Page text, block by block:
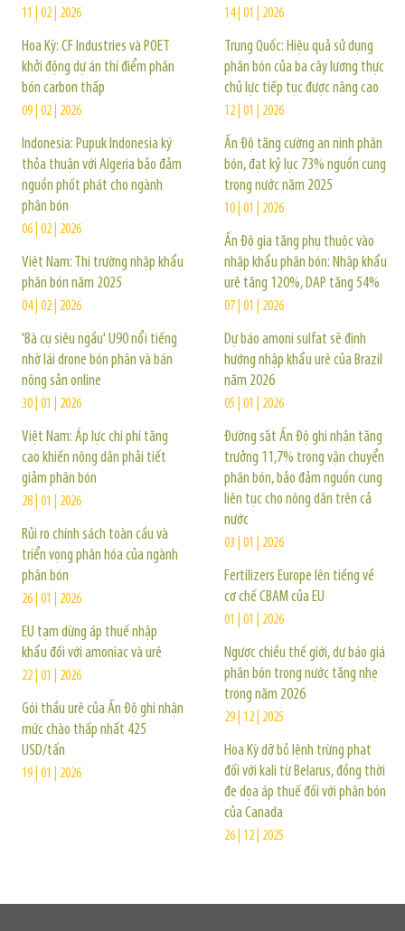
11 | 02 | 2026
Hoa Kỳ: CF Industries và POET
khởi động dự án thí điểm phân
bón carbon thấp
09 | 02 | 2026
Indonesia: Pupuk Indonesia ký
thỏa thuận với Algeria bảo đảm
nguồn phốt phát cho ngành
phân bón
06 | 02 | 2026
Việt Nam: Thị trường nhập khẩu
phân bón năm 2025
04 | 02 | 2026
'Bà cụ siêu ngầu' U90 nổi tiếng
nhờ lái drone bón phân và bán
nông sản online
30 | 01 | 2026
Việt Nam: Áp lực chi phí tăng
cao khiến nông dân phải tiết
giảm phân bón
28 | 01 | 2026
Rủi ro chính sách toàn cầu và
triển vọng phân hóa của ngành
phân bón
26 | 01 | 2026
EU tạm dừng áp thuế nhập
khẩu đối với amoniac và urê
22 | 01 | 2026
Gói thầu urê của Ấn Độ ghi nhận
mức chào thấp nhất 425
USD/tấn
19 | 01 | 2026
14 | 01 | 2026
Trung Quốc: Hiệu quả sử dụng
phân bón của ba cây lương thực
chủ lực tiếp tục được nâng cao
12 | 01 | 2026
Ấn Độ tăng cường an ninh phân
bón, đạt kỷ lục 73% nguồn cung
trong nước năm 2025
10 | 01 | 2026
Ấn Độ gia tăng phụ thuộc vào
nhập khẩu phân bón: Nhập khẩu
urê tăng 120%, DAP tăng 54%
07 | 01 | 2026
Dự báo amoni sulfat sẽ định
hướng nhập khẩu urê của Brazil
năm 2026
05 | 01 | 2026
Đường sắt Ấn Độ ghi nhận tăng
trưởng 11,7% trong vận chuyển
phân bón, bảo đảm nguồn cung
liên tục cho nông dân trên cả
nước
03 | 01 | 2026
Fertilizers Europe lên tiếng về
cơ chế CBAM của EU
01 | 01 | 2026
Ngược chiều thế giới, dự báo giá
phân bón trong nước tăng nhẹ
trong năm 2026
29 | 12 | 2025
Hoa Kỳ dỡ bỏ lệnh trừng phạt
đối với kali từ Belarus, đồng thời
đe dọa áp thuế đối với phân bón
của Canada
26 | 12 | 2025